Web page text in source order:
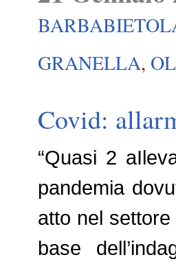
GRANELLA,
Covid:
“Quasi 2
pandemia
atto nel settore
base